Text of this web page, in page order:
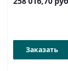
Заказать